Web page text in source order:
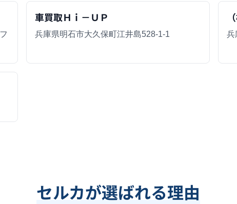
車買取Ｈｉ－ＵＰ
兵庫県明石市大久保町江井島528-1-1 兵
セルカが選ばれる理由